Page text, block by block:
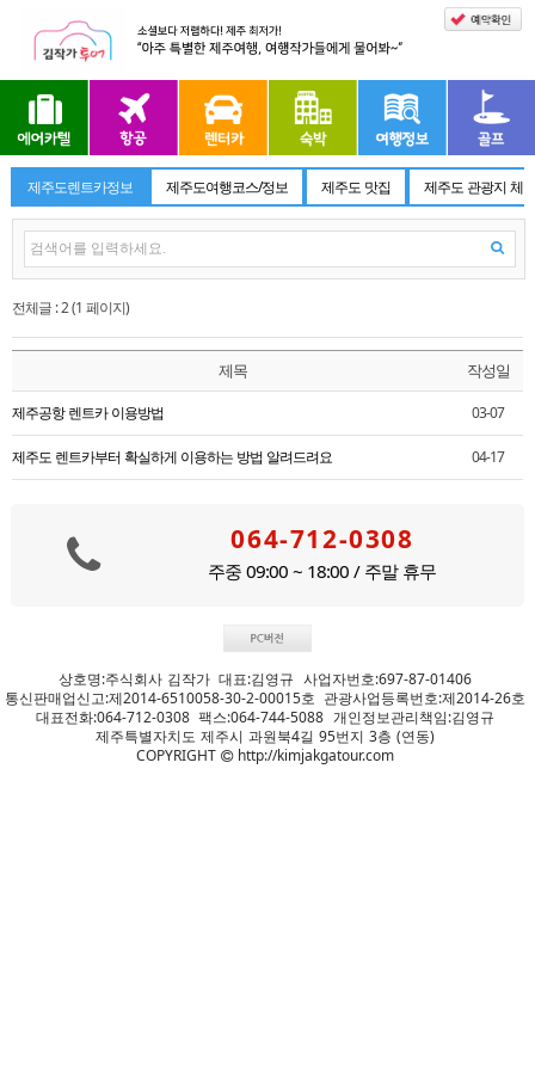
제주도렌트카정보 제주도여행코스/정보 제주도 맛집 제주도 관광지 체험
전체글 : 2 (1 페이지)
제목 작성일
제주공항 렌트카 이용방법 03-07
제주도 렌트카부터 확실하게 이용하는 방법 알려드려요 04-17
064-712-0308
주중 09:00 ~ 18:00 / 주말 휴무
상호명:주식회사 김작가 대표:김영규 사업자번호:697-87-01406
통신판매업신고:제2014-6510058-30-2-00015호 관광사업등록번호:제2014-26호
대표전화:064-712-0308 팩스:064-744-5088 개인정보관리책임:김영규
제주특별자치도 제주시 과원북4길 95번지 3층 (연동)
COPYRIGHT
http://kimjakgatour.com